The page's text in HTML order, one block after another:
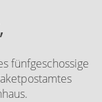
fünfgeschossige